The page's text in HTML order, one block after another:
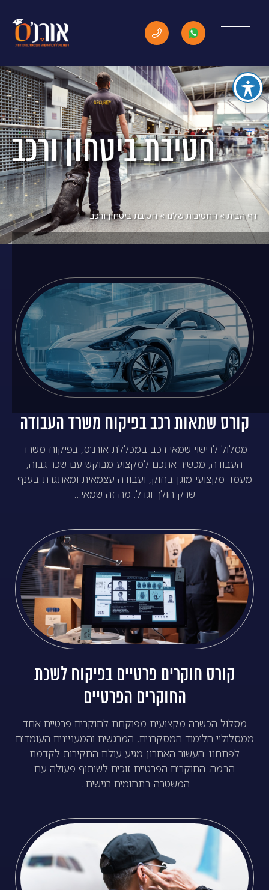
חטיבת ביטחון ורכב
דף הבית»החטיבות שלנו»חטיבת ביטחון ורכב
קורס שמאות רכב בפיקוח משרד העבודה
מסלול לרישוי שמאי רכב במכללת אורנ’ס, בפיקוח משרד
העבודה, מכשיר אתכם למקצוע מבוקש עם שכר גבוה,
מעמד מקצועי מוגן בחוק, ועבודה עצמאית ומאתגרת בענף
שרק הולך וגדל. מה זה שמאי…
קורס חוקרים פרטיים בפיקוח לשכת
החוקרים הפרטיים
מסלול הכשרה מקצועית מפוקחת לחוקרים פרטיים אחד
ממסלוליי הלימוד המסקרנים, המרגשים והמעניינים העומדים
לפתחנו. העשור האחרון מגיע עולם החקירות לקדמת
הבמה. החוקרים הפרטיים זוכים לשיתוף פעולה עם
המשטרה בתחומים רגישים…